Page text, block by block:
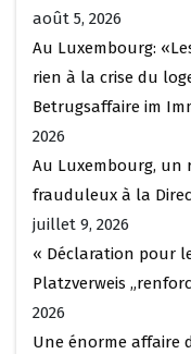
août 5, 2026
Au Luxembourg:
rien à la crise du
Betrugsaffaire im
2026
Au Luxembourg, un
frauduleux à la
juillet 9, 2026
« Déclaration pour
Platzverweis
2026
Une énorme affaire